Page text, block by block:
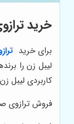
خرید
برای خرید
لیبل زن را
کاربردی لیبل
فروش ترازوی